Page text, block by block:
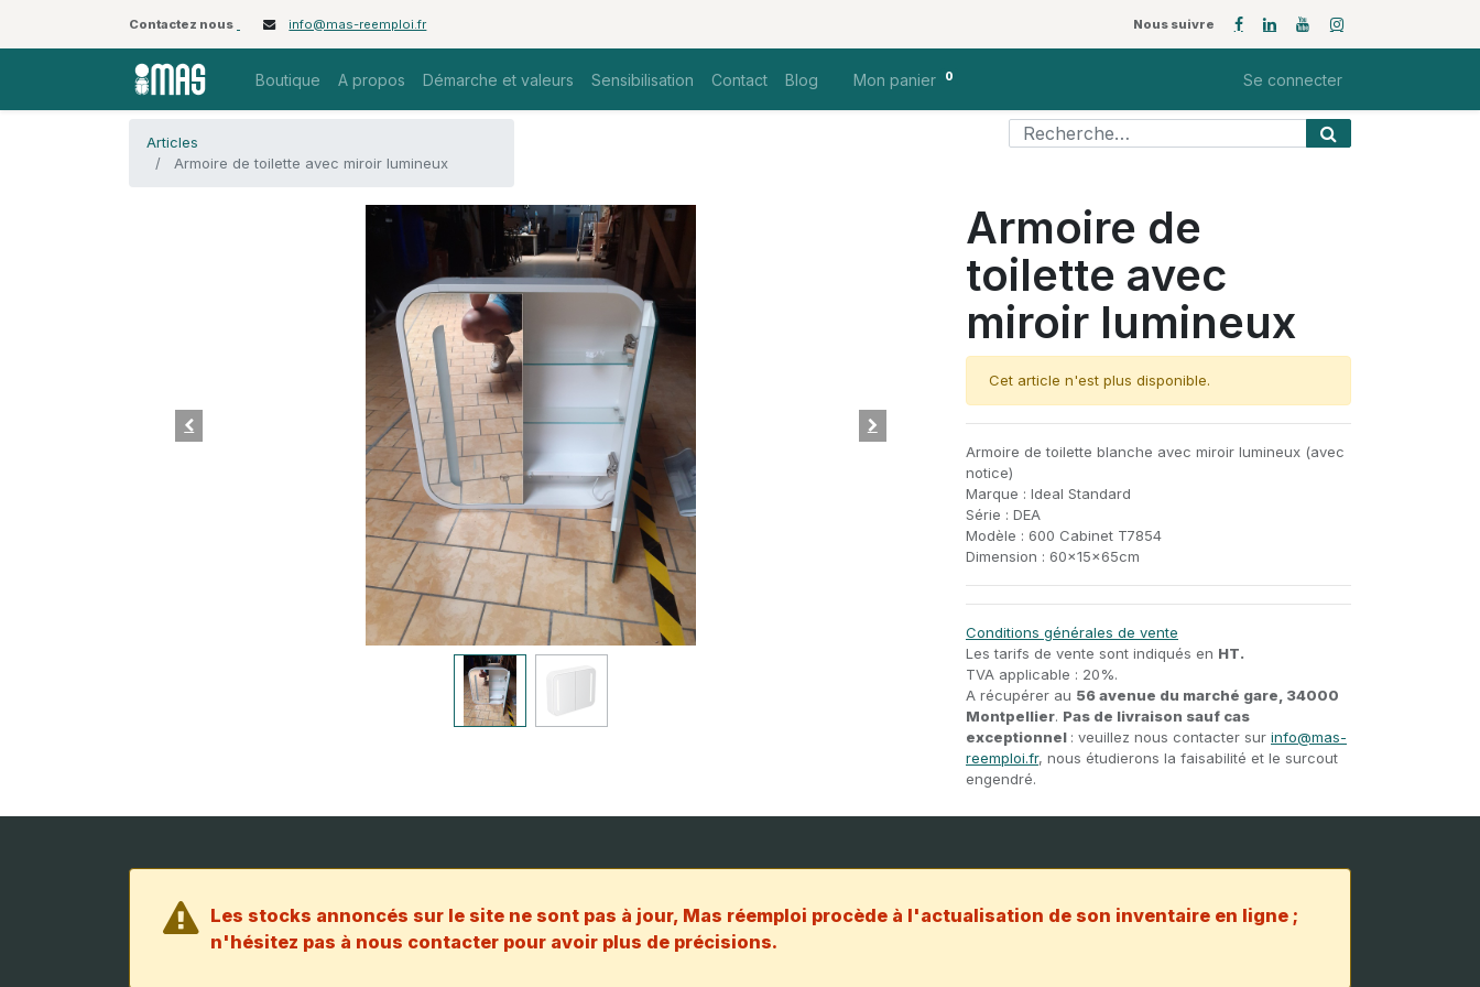
Contactez nous info@mas-reemploi.fr Nous suivre
Boutique A propos Démarche et valeurs Sensibilisation Contact Blog Mon panier 0 Se connecter
Articles
Armoire de toilette avec miroir lumineux
Armoire de
toilette avec
miroir lumineux
Cet article n'est plus disponible.
Armoire de toilette blanche avec miroir lumineux (avec
notice)
Marque : Ideal Standard
Série : DEA
Modèle : 600 Cabinet T7854
Dimension : 60x15x65cm
Conditions générales de vente
Les tarifs de vente sont indiqués en HT.
TVA applicable : 20%.
A récupérer au 56 avenue du marché gare, 34000
Montpellier. Pas de livraison sauf cas
exceptionnel : veuillez nous contacter sur info@mas-
reemploi.fr, nous étudierons la faisabilité et le surcout
engendré.
Les stocks annoncés sur le site ne sont pas à jour, Mas réemploi procède à l'actualisation de son inventaire en ligne ;
n'hésitez pas à nous contacter pour avoir plus de précisions.